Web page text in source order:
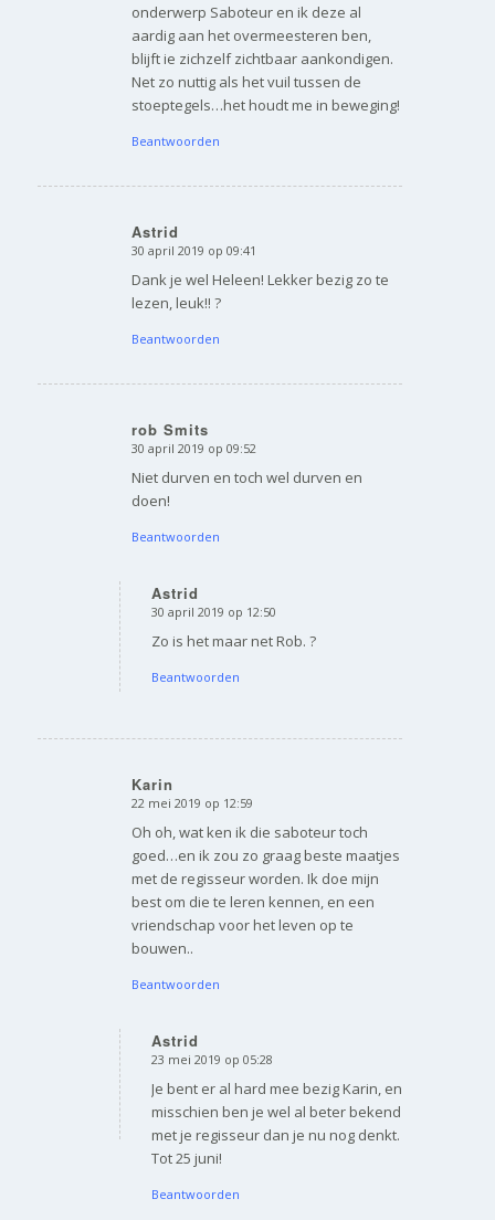
onderwerp Saboteur en ik deze al
aardig aan het overmeesteren ben,
blijft ie zichzelf zichtbaar aankondigen.
Net zo nuttig als het vuil tussen de
stoeptegels…het houdt me in beweging!
Beantwoorden
Astrid
zegt:
30 april 2019 op 09:41
Dank je wel Heleen! Lekker bezig zo te
lezen, leuk!! ?
Beantwoorden
rob Smits
zegt:
30 april 2019 op 09:52
Niet durven en toch wel durven en
doen!
Beantwoorden
Astrid
zegt:
30 april 2019 op 12:50
Zo is het maar net Rob. ?
Beantwoorden
Karin
zegt:
22 mei 2019 op 12:59
Oh oh, wat ken ik die saboteur toch
goed…en ik zou zo graag beste maatjes
met de regisseur worden. Ik doe mijn
best om die te leren kennen, en een
vriendschap voor het leven op te
bouwen..
Beantwoorden
Astrid
zegt:
23 mei 2019 op 05:28
Je bent er al hard mee bezig Karin, en
misschien ben je wel al beter bekend
met je regisseur dan je nu nog denkt.
Tot 25 juni!
Beantwoorden